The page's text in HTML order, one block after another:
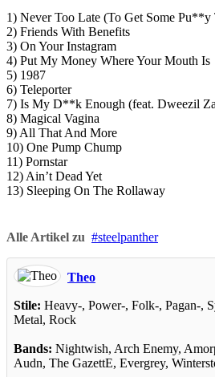
1) Never Too Late (To Get Some Pu**y
2) Friends With Benefits
3) On Your Instagram
4) Put My Money Where Your Mouth Is
5) 1987
6) Teleporter
7) Is My D**k Enough (feat. Dweezil
8) Magical Vagina
9) All That And More
10) One Pump Chump
11) Pornstar
12) Ain’t Dead Yet
13) Sleeping On The Rollaway
Alle Artikel zu steelpanther
Theo
Stile: Heavy-, Power-, Folk-, Pagan-,
Metal, Rock
Bands: Nightwish, Arch Enemy,
Audn, The GazettE, Evergrey,